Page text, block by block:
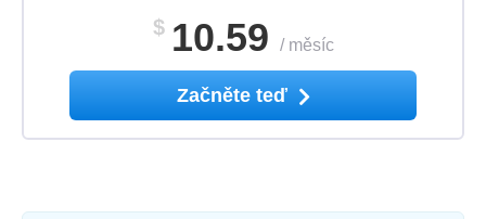
$ 10.59 / měsíc
Začněte teď